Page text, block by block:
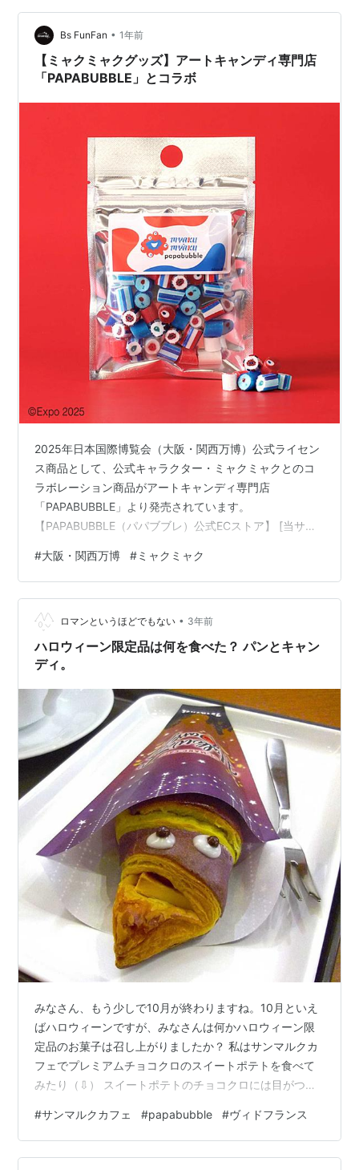
てみました。 PAPABUBBLE（パパブブレ）のポイントサ
イト別のポイント付与率を比較してみた ポイントサイト
名 ポイント還元率 当ブログ特典 楽天リーベイツ
（Rebates） +4.5% 60…
Bs FunFan • 1年前
【ミャクミャクグッズ】アートキャンディ専門店
「PAPABUBBLE」とコラボ
2025年日本国際博覧会（大阪・関西万博）公式ライセン
ス商品として、公式キャラクター・ミャクミャクとのコ
ラボレーション商品がアートキャンディ専門店
「PAPABUBBLE」より発売されています。
【PAPABUBBLE（パパブブレ）公式ECストア】 [当サイ
しています] コラボアイテム一覧 【Expo2025・大阪 関
西万博】万博ミックス２袋セット 【Expo2025・大阪 関
西万博】万博ミックス２袋セット 2,116円 【Expo2025・
大阪 関西万博】大阪・関西万博グミ小分けセット 10個
大阪・関西万博グミ小分けセット 10個 2,160…
#大阪・関西万博 #ミャクミャク
ロマンというほどでもない • 3年前
ハロウィーン限定品は何を食べた？ パンとキャン
ディ。
みなさん、もう少しで10月が終わりますね。10月といえ
ばハロウィーンですが、みなさんは何かハロウィーン限
定品のお菓子は召し上がりましたか？ 私はサンマルクカ
フェでプレミアムチョコクロのスイートポテトを食べて
みたり（⇩） スイートポテトのチョコクロには目がつい
てみたり（⇩） こっちはモノアイ。モンスターはモノア
イのほうが可愛い。 パパブブレでハロウィンミックス買
ってみたりしました（⇩） ハロウィン限定ミックスは２
#サンマルクカフェ #papabubble #ヴィドフランス